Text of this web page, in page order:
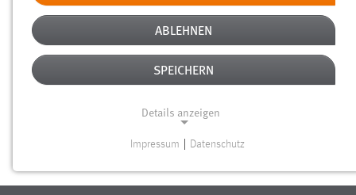
PETR CIZEK
ABLEHNEN
SPEICHERN
Details anzeigen
Notwendige Cookies ermöglichen grundlegende
Impressum Datenschutz